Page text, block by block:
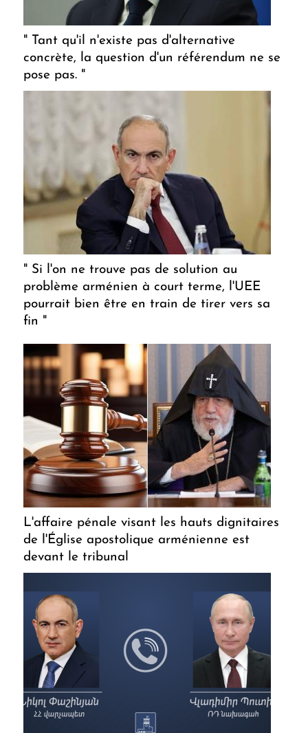
" Tant qu'il n'existe pas d'alternative
concrète, la question d'un référendum ne se
pose pas. "
" Si l'on ne trouve pas de solution au
problème arménien à court terme, l'UEE
pourrait bien être en train de tirer vers sa
fin "
L'affaire pénale visant les hauts dignitaires
de l'Église apostolique arménienne est
devant le tribunal